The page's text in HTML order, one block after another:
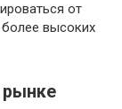
от
высоких
рынке